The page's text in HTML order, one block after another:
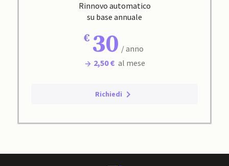
Rinnovo automatico
su base annuale
30 / anno
2,50 € al mese
Richiedi